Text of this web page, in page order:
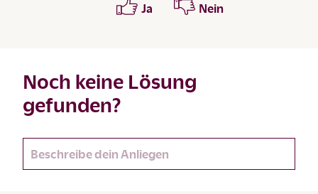
Ja
Nein
Noch keine Lösung
gefunden?